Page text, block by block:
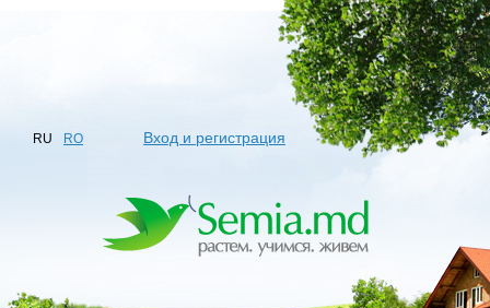
RU RO Вход и регистрация